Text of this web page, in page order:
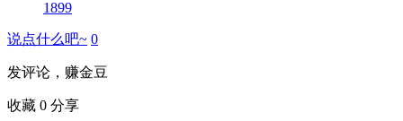
1899
说点什么吧~ 0
发评论，赚金豆
收藏 0 分享